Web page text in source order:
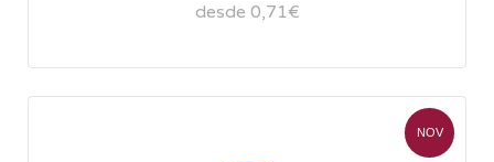
desde 0,71€
NOV